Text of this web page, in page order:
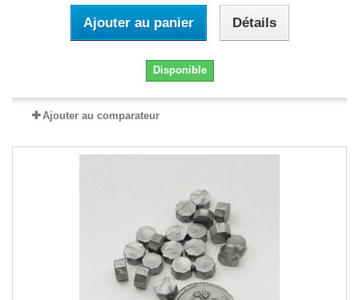
Ajouter au panier Détails
Disponible
Ajouter au comparateur